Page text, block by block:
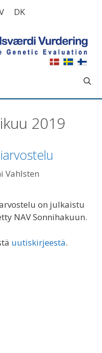
DK
2019
Vahlsten
on julkaistu
NAV Sonnihakuun.
uutiskirjeestä.